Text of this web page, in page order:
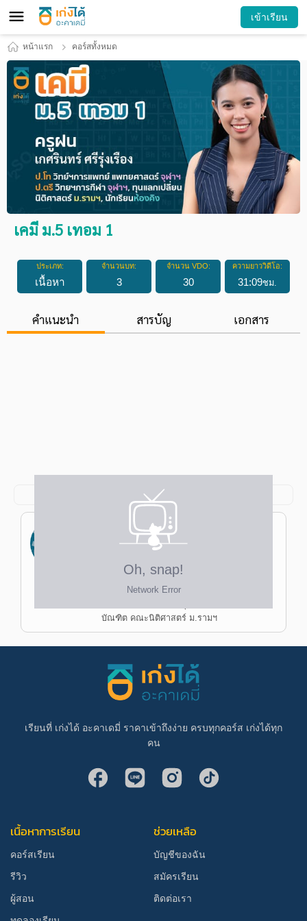
เข้าเรียน
หน้าแรก คอร์สทั้งหมด
เคมี ม.5 เทอม 1
ประเภท:
เนื้อหา
จำนวนบท:
3
จำนวน VDO:
30
ความยาววิดีโอ:
31:09ชม.
คำแนะนำ สารบัญ เอกสาร
เกศรินทร์ ศรีรุ่งเรือง
ป.โท วิทยาศาสตร์มหาบัณฑิต สาขา
วิทยาศาสตร์การแพทย์ แขนงอณูพันธุศาสตร์
คณะแพทยศาสตร์ จุฬาฯ ป.ตรี วิทยาศาสตร์
บัณฑิต สาขาวิทยาศาสตร์สุขภาพ คณะ
บัณฑิต คณะนิติศาสตร์ ม.รามฯ
เรียนที่ เก่งได้ อะคาเดมี่ ราคาเข้าถึงง่าย ครบทุกคอร์ส เก่งได้ทุก
คน
เนื้อหาการเรียน
คอร์สเรียน
รีวิว
ผู้สอน
ช่วยเหลือ
บัญชีของฉัน
สมัครเรียน
ติดต่อเรา